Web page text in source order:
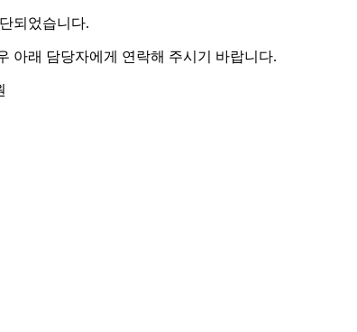
되었습니다.
아래 담당자에게 연락해 주시기 바랍니다.